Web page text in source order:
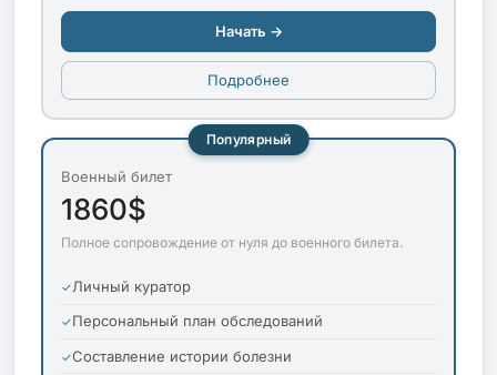
Начать →
Подробнее
Популярный
Военный билет
1860$
Полное сопровождение от нуля до военного билета.
Личный куратор
Персональный план обследований
Составление истории болезни